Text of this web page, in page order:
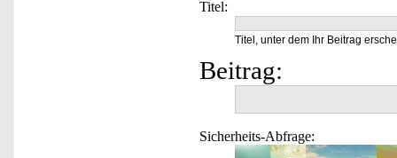
Titel:
Titel, unter dem Ihr Beitrag
Beitrag:
Sicherheits-Abfrage: